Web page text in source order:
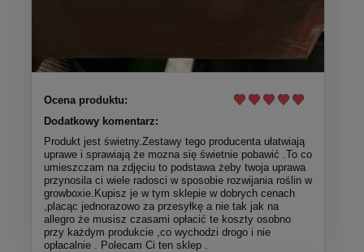
Ocena produktu:
Dodatkowy komentarz:
Produkt jest świetny.Zestawy tego producenta ułatwiają
uprawe i sprawiają że mozna się świetnie pobawić .To co
umieszczam na zdjęciu to podstawa żeby twoja uprawa
przynosila ci wiele radosci w sposobie rozwijania roślin w
growboxie.Kupisz je w tym sklepie w dobrych cenach
,placąc jednorazowo za przesyłkę a nie tak jak na
allegro że musisz czasami opłacić te koszty osobno
przy każdym produkcie ,co wychodzi drogo i nie
opłacalnie . Polecam Ci ten sklep .